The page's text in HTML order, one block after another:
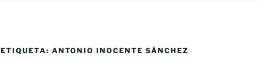
ETIQUETA: ANTONIO INOCENTE SÁNCHEZ